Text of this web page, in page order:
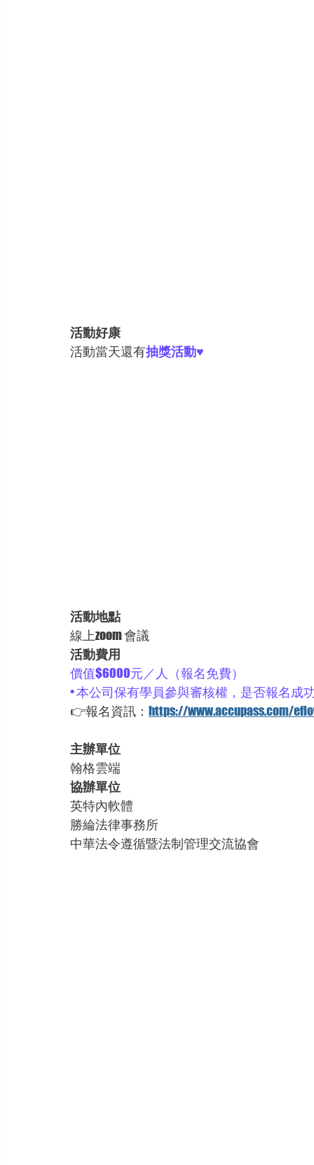
活動好康
活動當天還有抽獎活動♥
活動地點
線上zoom 會議
活動費用
價值$6000元／人（報名免費）
• 本公司保有學員參與審核權，是否報名成
👉報名資訊： https://www.accupass.com/
主辦單位
翰格雲端
協辦單位
英特內軟體
勝綸法律事務所
中華法令遵循暨法制管理交流協會